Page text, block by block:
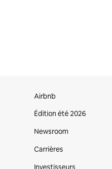
Airbnb
Édition été 2026
Newsroom
Carrières
Investisseurs